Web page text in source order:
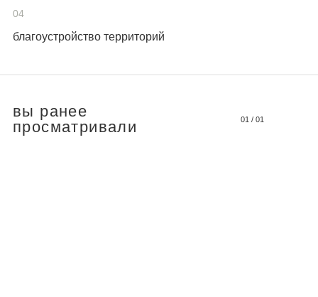
04
благоустройство территорий
вы ранее
просматривали
01 / 01